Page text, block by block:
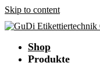
Skip to content
Shop
Produkte